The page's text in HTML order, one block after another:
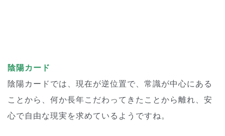
陰陽カード
陰陽カードでは、現在が逆位置で、常識が中心にある
ことから、何か長年こだわってきたことから離れ、安
心で自由な現実を求めているようですね。